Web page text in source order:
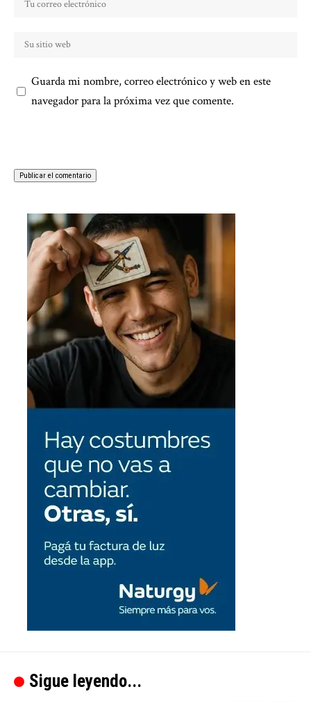
Guarda mi nombre, correo electrónico y web en este
navegador para la próxima vez que comente.
Sigue leyendo...